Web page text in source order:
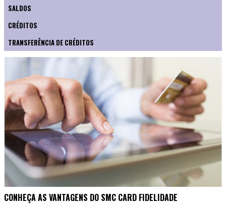
SALDOS
CRÉDITOS
TRANSFERÊNCIA DE CRÉDITOS
CONHEÇA AS VANTAGENS DO SMC CARD FIDELIDADE